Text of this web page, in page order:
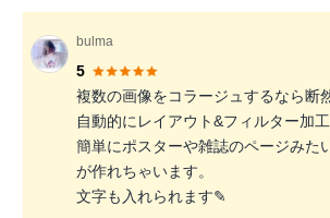
bulma
5
複数の画像をコラージュするなら断
自動的にレイアウト&フィルター加
簡単にポスターや雑誌のページみた
が作れちゃいます。
文字も入れられます✎